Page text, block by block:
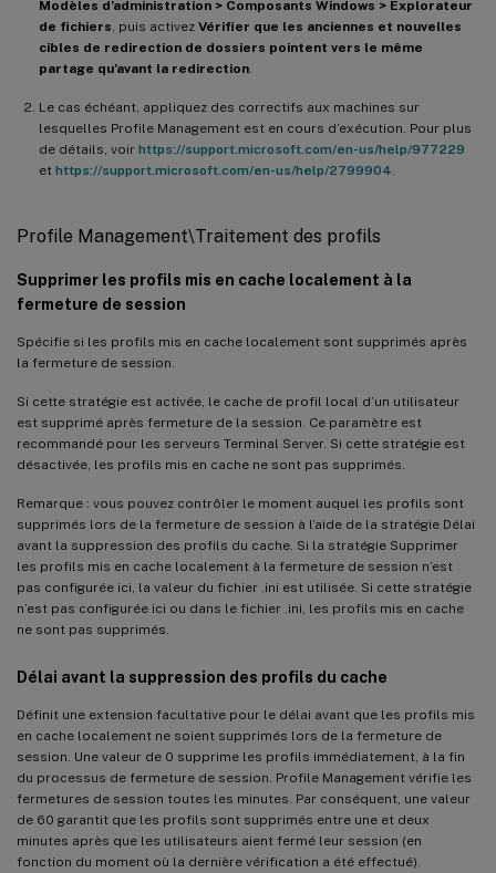
Modèles d’administration > Composants Windows > Explorateur
de fichiers , puis activez Vérifier que les anciennes et nouvelles
cibles de redirection de dossiers pointent vers le même
partage qu’avant la redirection
Le cas échéant, appliquez des correctifs aux machines sur
lesquelles Profile Management est en cours d’exécution. Pour plus
de détails, voir https://support.microsoft.com/en-us/help/977229
et https://support.microsoft.com/en-us/help/2799904
Profile Management\Traitement des profils
Supprimer les profils mis en cache localement à la
fermeture de session
Spécifie si les profils mis en cache localement sont supprimés après
la fermeture de session.
Si cette stratégie est activée, le cache de profil local d’un utilisateur
est supprimé après fermeture de la session. Ce paramètre est
recommandé pour les serveurs Terminal Server. Si cette stratégie est
désactivée, les profils mis en cache ne sont pas supprimés.
Remarque : vous pouvez contrôler le moment auquel les profils sont
supprimés lors de la fermeture de session à l’aide de la stratégie Délai
avant la suppression des profils du cache. Si la stratégie Supprimer
les profils mis en cache localement à la fermeture de session n’est
pas configurée ici, la valeur du fichier .ini est utilisée. Si cette stratégie
n’est pas configurée ici ou dans le fichier .ini, les profils mis en cache
ne sont pas supprimés.
Délai avant la suppression des profils du cache
Définit une extension facultative pour le délai avant que les profils mis
en cache localement ne soient supprimés lors de la fermeture de
session. Une valeur de 0 supprime les profils immédiatement, à la fin
du processus de fermeture de session. Profile Management vérifie les
fermetures de session toutes les minutes. Par conséquent, une valeur
de 60 garantit que les profils sont supprimés entre une et deux
minutes après que les utilisateurs aient fermé leur session (en
fonction du moment où la dernière vérification a été effectué).